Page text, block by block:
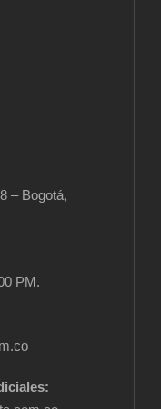
– Bogotá,
PM.